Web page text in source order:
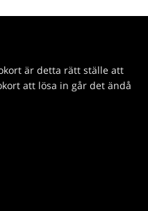
är detta rätt ställe att
att lösa in går det ändå